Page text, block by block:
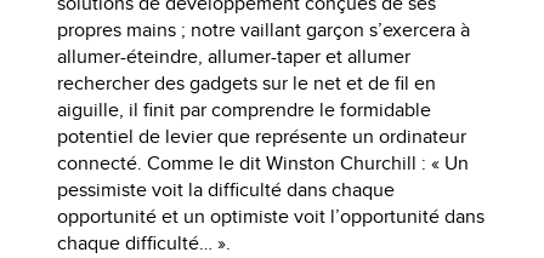
propres mains ; notre vaillant garçon s’exercera à
allumer-éteindre, allumer-taper et allumer
rechercher des gadgets sur le net et de fil en
aiguille, il finit par comprendre le formidable
potentiel de levier que représente un ordinateur
connecté. Comme le dit Winston Churchill : « Un
pessimiste voit la difficulté dans chaque
opportunité et un optimiste voit l’opportunité dans
chaque difficulté… ».